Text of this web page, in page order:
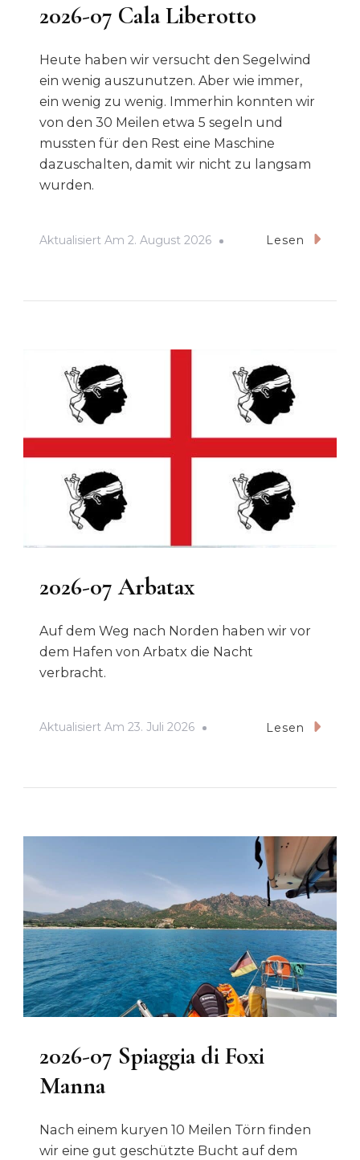
2026-07 Cala Liberotto
Heute haben wir versucht den Segelwind
ein wenig auszunutzen. Aber wie immer,
ein wenig zu wenig. Immerhin konnten wir
von den 30 Meilen etwa 5 segeln und
mussten für den Rest eine Maschine
dazuschalten, damit wir nicht zu langsam
wurden.
Aktualisiert Am 2. August 2026 Lesen
2026-07 Arbatax
Auf dem Weg nach Norden haben wir vor
dem Hafen von Arbatx die Nacht
verbracht.
Aktualisiert Am 23. Juli 2026 Lesen
2026-07 Spiaggia di Foxi
Manna
Nach einem kuryen 10 Meilen Törn finden
wir eine gut geschützte Bucht auf dem